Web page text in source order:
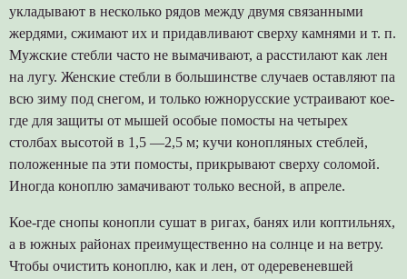
укладывают в несколько рядов между двумя связанными
жердями, сжимают их и придавливают сверху камнями и т. п.
Мужские стебли часто не вымачивают, а расстилают как лен
на лугу. Женские стебли в большинстве случаев оставляют па
всю зиму под снегом, и только южнорусские устраивают кое-
где для защиты от мышей особые помосты на четырех
столбах высотой в 1,5 —2,5 м; кучи конопляных стеблей,
положенные па эти помосты, прикрывают сверху соломой.
Иногда коноплю замачивают только весной, в апреле.
Кое-где снопы конопли сушат в ригах, банях или коптильнях,
а в южных районах преимущественно на солнце и на ветру.
Чтобы очистить коноплю, как и лен, от одеревеневшей